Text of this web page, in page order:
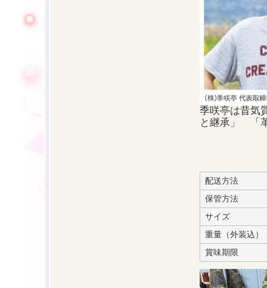
季咲亭は昔気
と継承」 「
配送方法
保管方法
サイズ
重量（外装込）
賞味期限